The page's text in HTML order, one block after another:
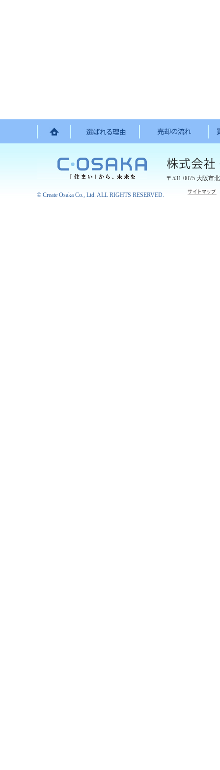
〒531-0075 大阪市
© Create Osaka Co., Ltd. ALL RIGHTS RESERVED.